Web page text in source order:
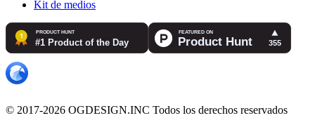
Kit de medios
© 2017-2026 OGDESIGN.INC Todos los derechos reservados